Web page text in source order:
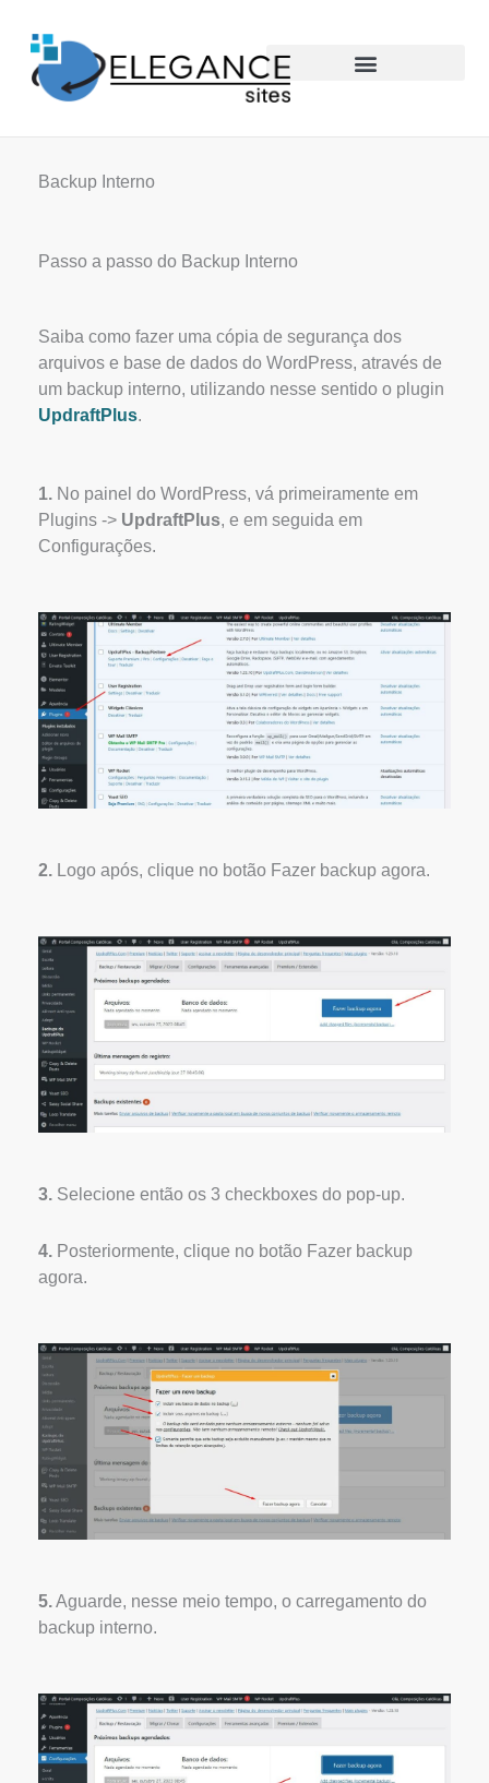
content
Backup Interno
Passo a passo do Backup Interno
Saiba como fazer uma cópia de segurança dos
arquivos e base de dados do WordPress, através de
um backup interno, utilizando nesse sentido o plugin
UpdraftPlus.
1. No painel do WordPress, vá primeiramente em
Plugins -> UpdraftPlus, e em seguida em
Configurações.
2. Logo após, clique no botão Fazer backup agora.
3. Selecione então os 3 checkboxes do pop-up.
4. Posteriormente, clique no botão Fazer backup
agora.
5.Aguarde, nesse meio tempo, o carregamento do
backup interno.